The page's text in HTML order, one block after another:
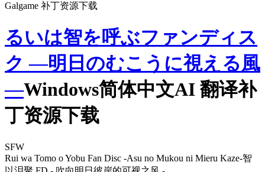
Galgame 补丁资源下载
るいは智を呼ぶファンディス
ク ―明日のむこうに視える風
―Windows简体中文AI 翻译补
丁资源下载
SFW
Rui wa Tomo o Yobu Fan Disc -Asu no Mukou ni Mieru Kaze-智